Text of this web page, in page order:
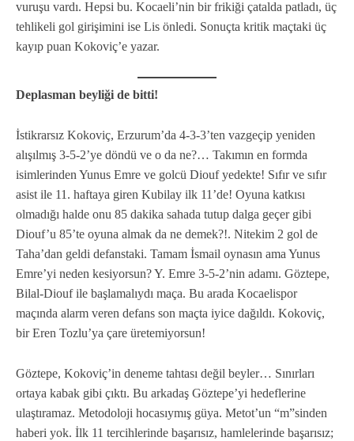
vuruşu vardı. Hepsi bu. Kocaeli’nin bir frikiği çatalda patladı, üç
tehlikeli gol girişimini ise Lis önledi. Sonuçta kritik maçtaki üç
kayıp puan Kokoviç’e yazar.
Deplasman beyliği de bitti!
İstikrarsız Kokoviç, Erzurum’da 4-3-3’ten vazgeçip yeniden
alışılmış 3-5-2’ye döndü ve o da ne?… Takımın en formda
isimlerinden Yunus Emre ve golcü Diouf yedekte! Sıfır ve sıfır
asist ile 11. haftaya giren Kubilay ilk 11’de! Oyuna katkısı
olmadığı halde onu 85 dakika sahada tutup dalga geçer gibi
Diouf’u 85’te oyuna almak da ne demek?!. Nitekim 2 gol de
Taha’dan geldi defanstaki. Tamam İsmail oynasın ama Yunus
Emre’yi neden kesiyorsun? Y. Emre 3-5-2’nin adamı. Göztepe,
Bilal-Diouf ile başlamalıydı maça. Bu arada Kocaelispor
maçında alarm veren defans son maçta iyice dağıldı. Kokoviç,
bir Eren Tozlu’ya çare üretemiyorsun!
Göztepe, Kokoviç’in deneme tahtası değil beyler… Sınırları
ortaya kabak gibi çıktı. Bu arkadaş Göztepe’yi hedeflerine
ulaştıramaz. Metodoloji hocasıymış güya. Metot’un “m”sinden
haberi yok. İlk 11 tercihlerinde başarısız, hamlelerinde başarısız;